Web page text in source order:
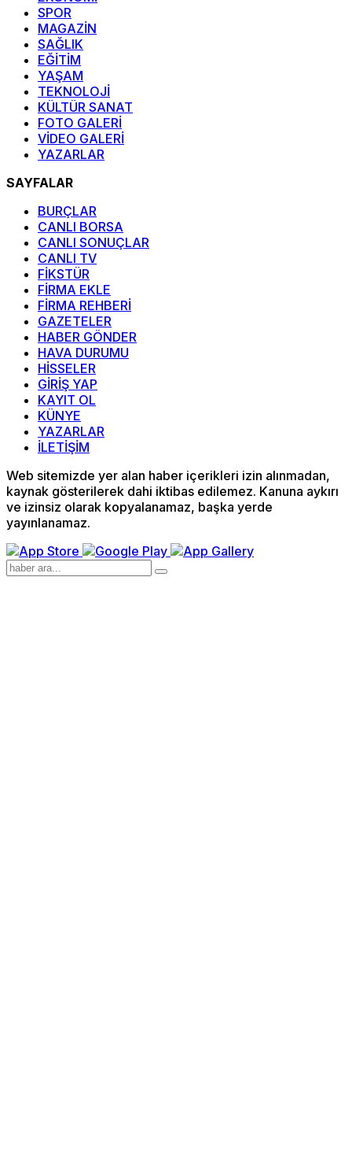
SPOR
MAGAZİN
SAĞLIK
EĞİTİM
YAŞAM
TEKNOLOJİ
KÜLTÜR SANAT
FOTO GALERİ
VİDEO GALERİ
YAZARLAR
SAYFALAR
BURÇLAR
CANLI BORSA
CANLI SONUÇLAR
CANLI TV
FİKSTÜR
FİRMA EKLE
FİRMA REHBERİ
GAZETELER
HABER GÖNDER
HAVA DURUMU
HİSSELER
GİRİŞ YAP
KAYIT OL
KÜNYE
YAZARLAR
İLETİŞİM
Web sitemizde yer alan haber içerikleri izin alınmadan,
kaynak gösterilerek dahi iktibas edilemez. Kanuna aykırı
ve izinsiz olarak kopyalanamaz, başka yerde
yayınlanamaz.